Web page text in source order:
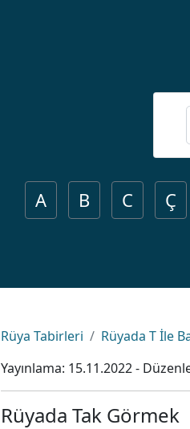
A B C Ç
Rüya Tabirleri Rüyada T İle
Yayınlama: 15.11.2022-
Rüyada Tak Görmek